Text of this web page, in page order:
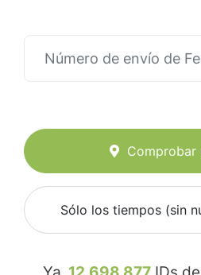
Comprobar
Sólo los tiempos (sin